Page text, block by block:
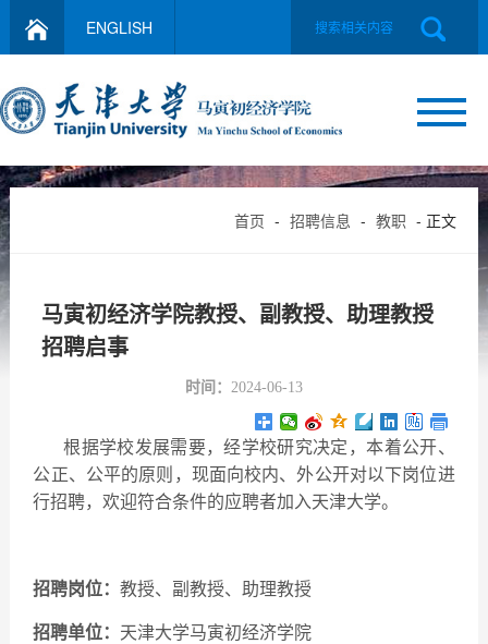
ENGLISH
首页 - 招聘信息 - 教职 - 正文
马寅初经济学院教授、副教授、助理教授
招聘启事
时间： 2024-06-13
根据学校发展需要，经学校研究决定，本着公开、
公正、公平的原则，现面向校内、外公开对以下岗位进
行招聘，欢迎符合条件的应聘者加入天津大学。
招聘岗位：教授、副教授、助理教授
招聘单位： 天津大学马寅初经济学院